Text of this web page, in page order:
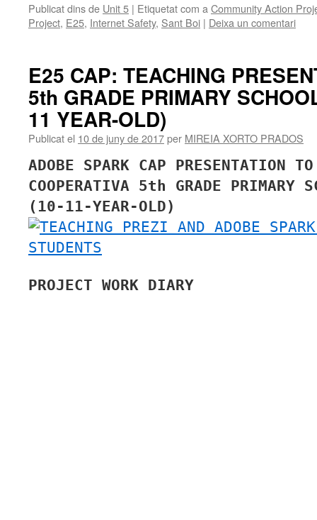
Publicat dins de Unit 5 | Etiquetat com aCommunity Action
Project, E25, Internet Safety, Sant Boi | Deixa un comentari
E25 CAP: TEACHING
5th GRADE PRIMARY
11 YEAR-OLD)
Publicat el 10 de juny de 2017per MIREIA XORTO PRADOS
ADOBE SPARK CAP PRESENTATION
COOPERATIVA 5th GRADE PRIMARY
(10-11-YEAR-OLD)
PROJECT WORK DIARY